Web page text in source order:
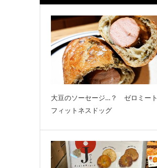
大豆のソーセージ…？ ゼロミート
フィットネスドッグ